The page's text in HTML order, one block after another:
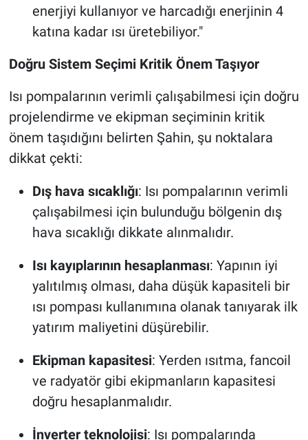
enerjiyi kullanıyor ve harcadığı enerjinin 4
katına kadar ısı üretebiliyor."
Doğru Sistem Seçimi Kritik Önem Taşıyor
Isı pompalarının verimli çalışabilmesi için doğru
projelendirme ve ekipman seçiminin kritik
önem taşıdığını belirten Şahin, şu noktalara
dikkat çekti:
Dış hava sıcaklığı: Isı pompalarının verimli
çalışabilmesi için bulunduğu bölgenin dış
hava sıcaklığı dikkate alınmalıdır.
Isı kayıplarının hesaplanması: Yapının iyi
yalıtılmış olması, daha düşük kapasiteli bir
ısı pompası kullanımına olanak tanıyarak ilk
yatırım maliyetini düşürebilir.
Ekipman kapasitesi: Yerden ısıtma, fancoil
ve radyatör gibi ekipmanların kapasitesi
doğru hesaplanmalıdır.
İnverter teknolojisi: Isı pompalarında